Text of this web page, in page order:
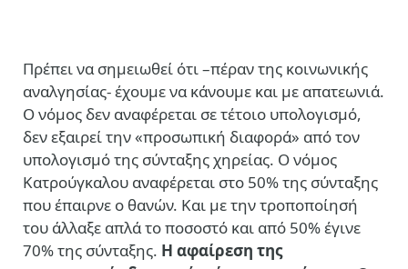
Πρέπει να σημειωθεί ότι –πέραν της κοινωνικής
αναλγησίας- έχουμε να κάνουμε και με απατεωνιά.
Ο νόμος δεν αναφέρεται σε τέτοιο υπολογισμό,
δεν εξαιρεί την «προσωπική διαφορά» από τον
υπολογισμό της σύνταξης χηρείας. Ο νόμος
Κατρούγκαλου αναφέρεται στο 50% της σύνταξης
που έπαιρνε ο θανών. Και με την τροποποίησή
του άλλαξε απλά το ποσοστό και από 50% έγινε
70% της σύνταξης. Η αφαίρεση της